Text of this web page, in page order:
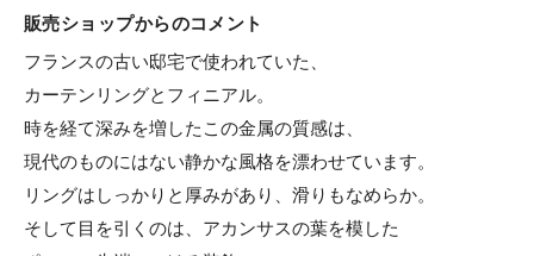
販売ショップからのコメント
フランスの古い邸宅で使われていた、
カーテンリングとフィニアル。
時を経て深みを増したこの金属の質感は、
現代のものにはない静かな風格を漂わせています。
リングはしっかりと厚みがあり、滑りもなめらか。
そして目を引くのは、アカンサスの葉を模した